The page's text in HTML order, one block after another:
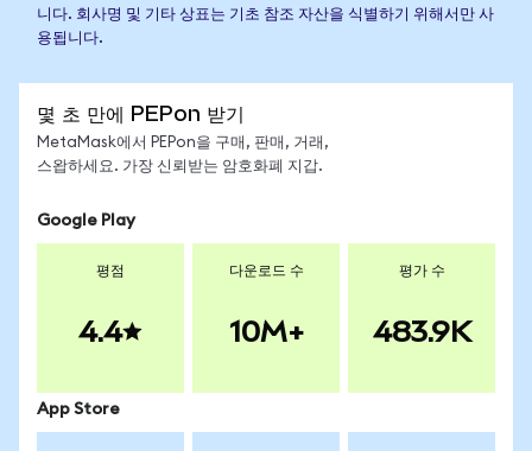
니다. 회사명 및 기타 상표는 기초 참조 자산을 식별하기 위해서만 사
용됩니다.
몇 초 만에 PEPon 받기
MetaMask에서 PEPon을 구매, 판매, 거래,
스왑하세요. 가장 신뢰받는 암호화폐 지갑.
Google Play
평점
4.4
다운로드 수
10M+
평가 수
483.9K
App Store